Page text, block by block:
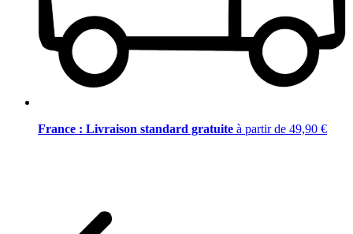
France : Livraison standard gratuite à partir de 49,90 €